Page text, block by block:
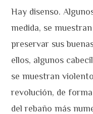
Hay disenso.
medida, se
preservar sus
ellos, algunos
se muestran
revolución, de
del rebaño más